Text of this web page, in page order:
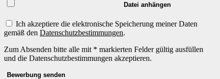
Datei anhängen
Ich akzeptiere die elektronische Speicherung meiner Daten
gemäß den Datenschutzbestimmungen.
Zum Absenden bitte alle mit * markierten Felder gültig ausfüllen
und die Datenschutzbestimmungen akzeptieren.
Bewerbung senden